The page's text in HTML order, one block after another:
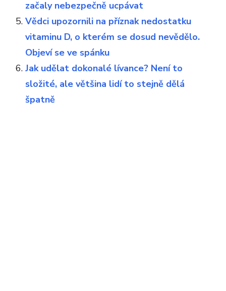
začaly nebezpečně ucpávat
Vědci upozornili na příznak nedostatku
vitaminu D, o kterém se dosud nevědělo.
Objeví se ve spánku
Jak udělat dokonalé lívance? Není to
složité, ale většina lidí to stejně dělá
špatně